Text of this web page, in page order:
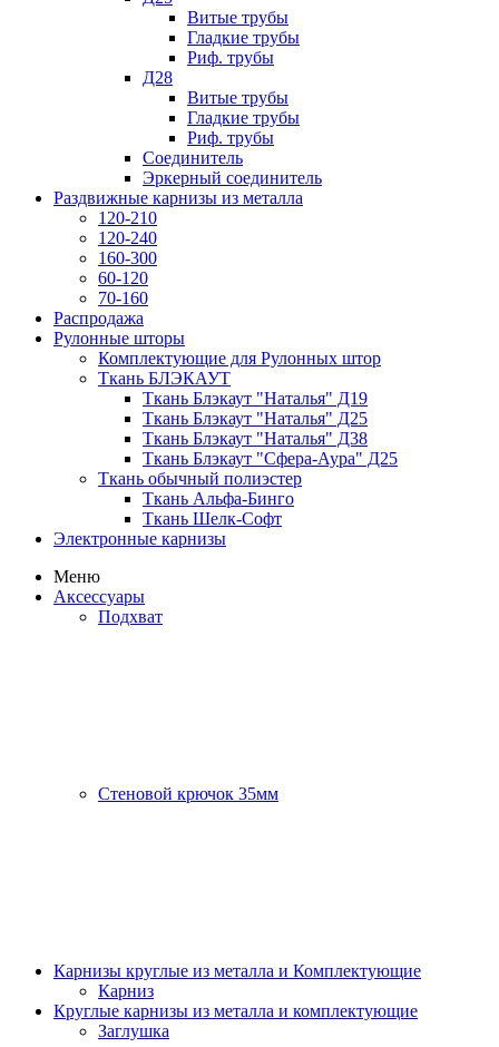
Витые трубы
Гладкие трубы
Риф. трубы
Д28
Витые трубы
Гладкие трубы
Риф. трубы
Соединитель
Эркерный соединитель
Раздвижные карнизы из металла
120-210
120-240
160-300
60-120
70-160
Распродажа
Рулонные шторы
Комплектующие для Рулонных штор
Ткань БЛЭКАУТ
Ткань Блэкаут "Наталья" Д19
Ткань Блэкаут "Наталья" Д25
Ткань Блэкаут "Наталья" Д38
Ткань Блэкаут "Сфера-Аура" Д25
Ткань обычный полиэстер
Ткань Альфа-Бинго
Ткань Шелк-Софт
Электронные карнизы
Меню
Аксессуары
Подхват
Стеновой крючок 35мм
Карнизы круглые из металла и Комплектующие
Карниз
Круглые карнизы из металла и комплектующие
Заглушка